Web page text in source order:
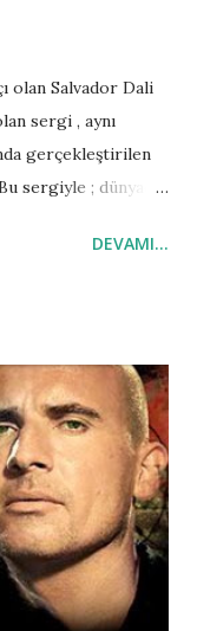
olan Salvador Dali
sergi , aynı
gerçekleştirilen
sergiyle ; dünyaca
ve yakından
eseri Belleğin Azmi
Salvador Dali'nin
20 eylül 2008 - 20
'ni ziyaret edebilir.
DEVAMI...